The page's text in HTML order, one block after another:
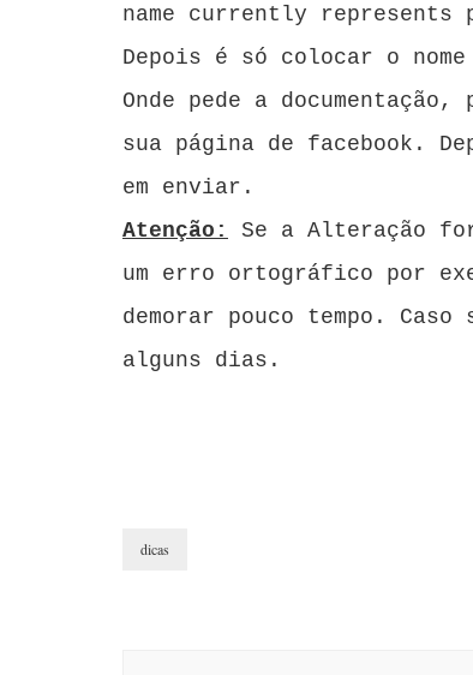
name currently represents
Depois é só colocar o nome
Onde pede a documentação,
sua página de facebook.
em enviar.
Atenção:
Se a Alteração
um erro ortográfico por
demorar pouco tempo.
alguns dias.
dicas